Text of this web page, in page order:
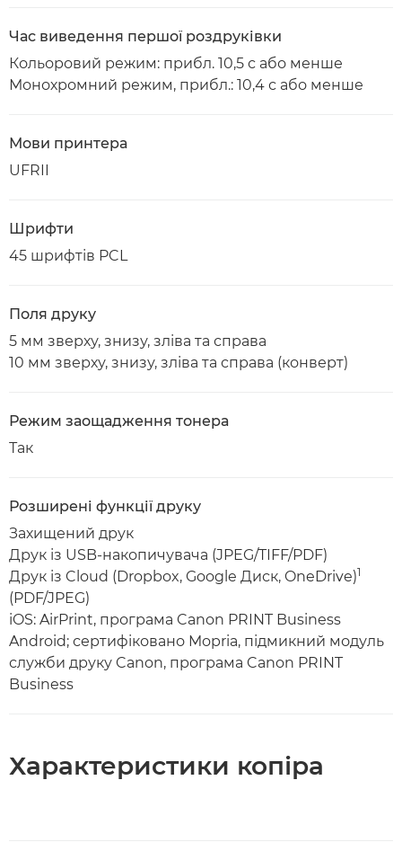
Час виведення першої роздруківки
Кольоровий режим: прибл. 10,5 с або менше
Монохромний режим, прибл.: 10,4 с або менше
Мови принтера
UFRII
Шрифти
45 шрифтів PCL
Поля друку
5 мм зверху, знизу, зліва та справа
10 мм зверху, знизу, зліва та справа (конверт)
Режим заощадження тонера
Так
Розширені функції друку
Захищений друк
Друк із USB-накопичувача (JPEG/TIFF/PDF)
Друк із Cloud (Dropbox, Google Диск, OneDrive)1
(PDF/JPEG)
iOS: AirPrint, програма Canon PRINT Business
Android; сертифіковано Mopria, підмикний модуль
служби друку Canon, програма Canon PRINT
Business
Характеристики копіра